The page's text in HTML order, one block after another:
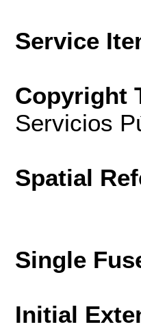
Service
Copyright
Servicios
Spatial
Single
Initial